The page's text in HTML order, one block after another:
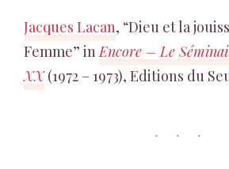
Jacques Lacan, “Dieu et la
Femme” inEncore – Le
XX(1972 – 1973), Editions du